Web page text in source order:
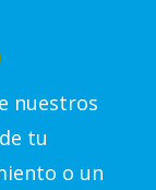
nuestros
tu
o un